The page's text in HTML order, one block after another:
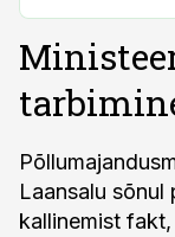
Laansalu
kallinemist